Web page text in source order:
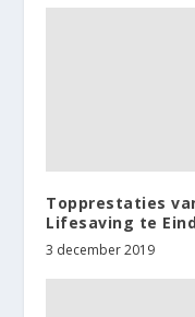
Topprestaties
Lifesaving te
3 december 2019